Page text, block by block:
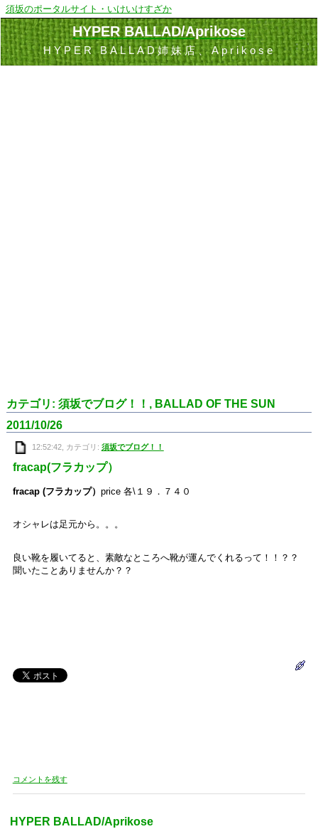
須坂のポータルサイト・いけいけすざか
HYPER BALLAD/Aprikose
HYPER BALLAD姉妹店、Aprikose
カテゴリ: 須坂でブログ！！, BALLAD OF THE SUN
2011/10/26
12:52:42, カテゴリ: 須坂でブログ！！
fracap(フラカップ）
fracap (フラカップ） price 各\１９．７４０
オシャレは足元から。。。
良い靴を履いてると、素敵なところへ靴が運んでくれるって！！？？
聞いたことありませんか？？
コメントを残す
HYPER BALLAD/Aprikose